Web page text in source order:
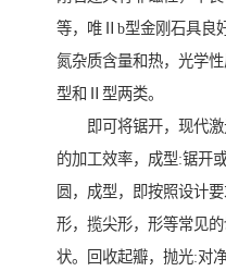
等，唯Ⅱb型金刚石具良
氮杂质含量和热，光学
型和Ⅱ型两类。
即可将锯开，现代激
的加工效率，成型:锯开
圆，成型，即按照设计
形，揽尖形，形等常见
状。回收起瓣，抛光:对